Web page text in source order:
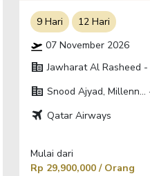
9 Hari
12 Hari
07 November 2026
corporate_fare Jawharat Al Rasheed -
corporate_fare Snood Ajyad, Millenn...
travel Qatar Airways
Mulai dari
Rp 29,900,000 / Orang